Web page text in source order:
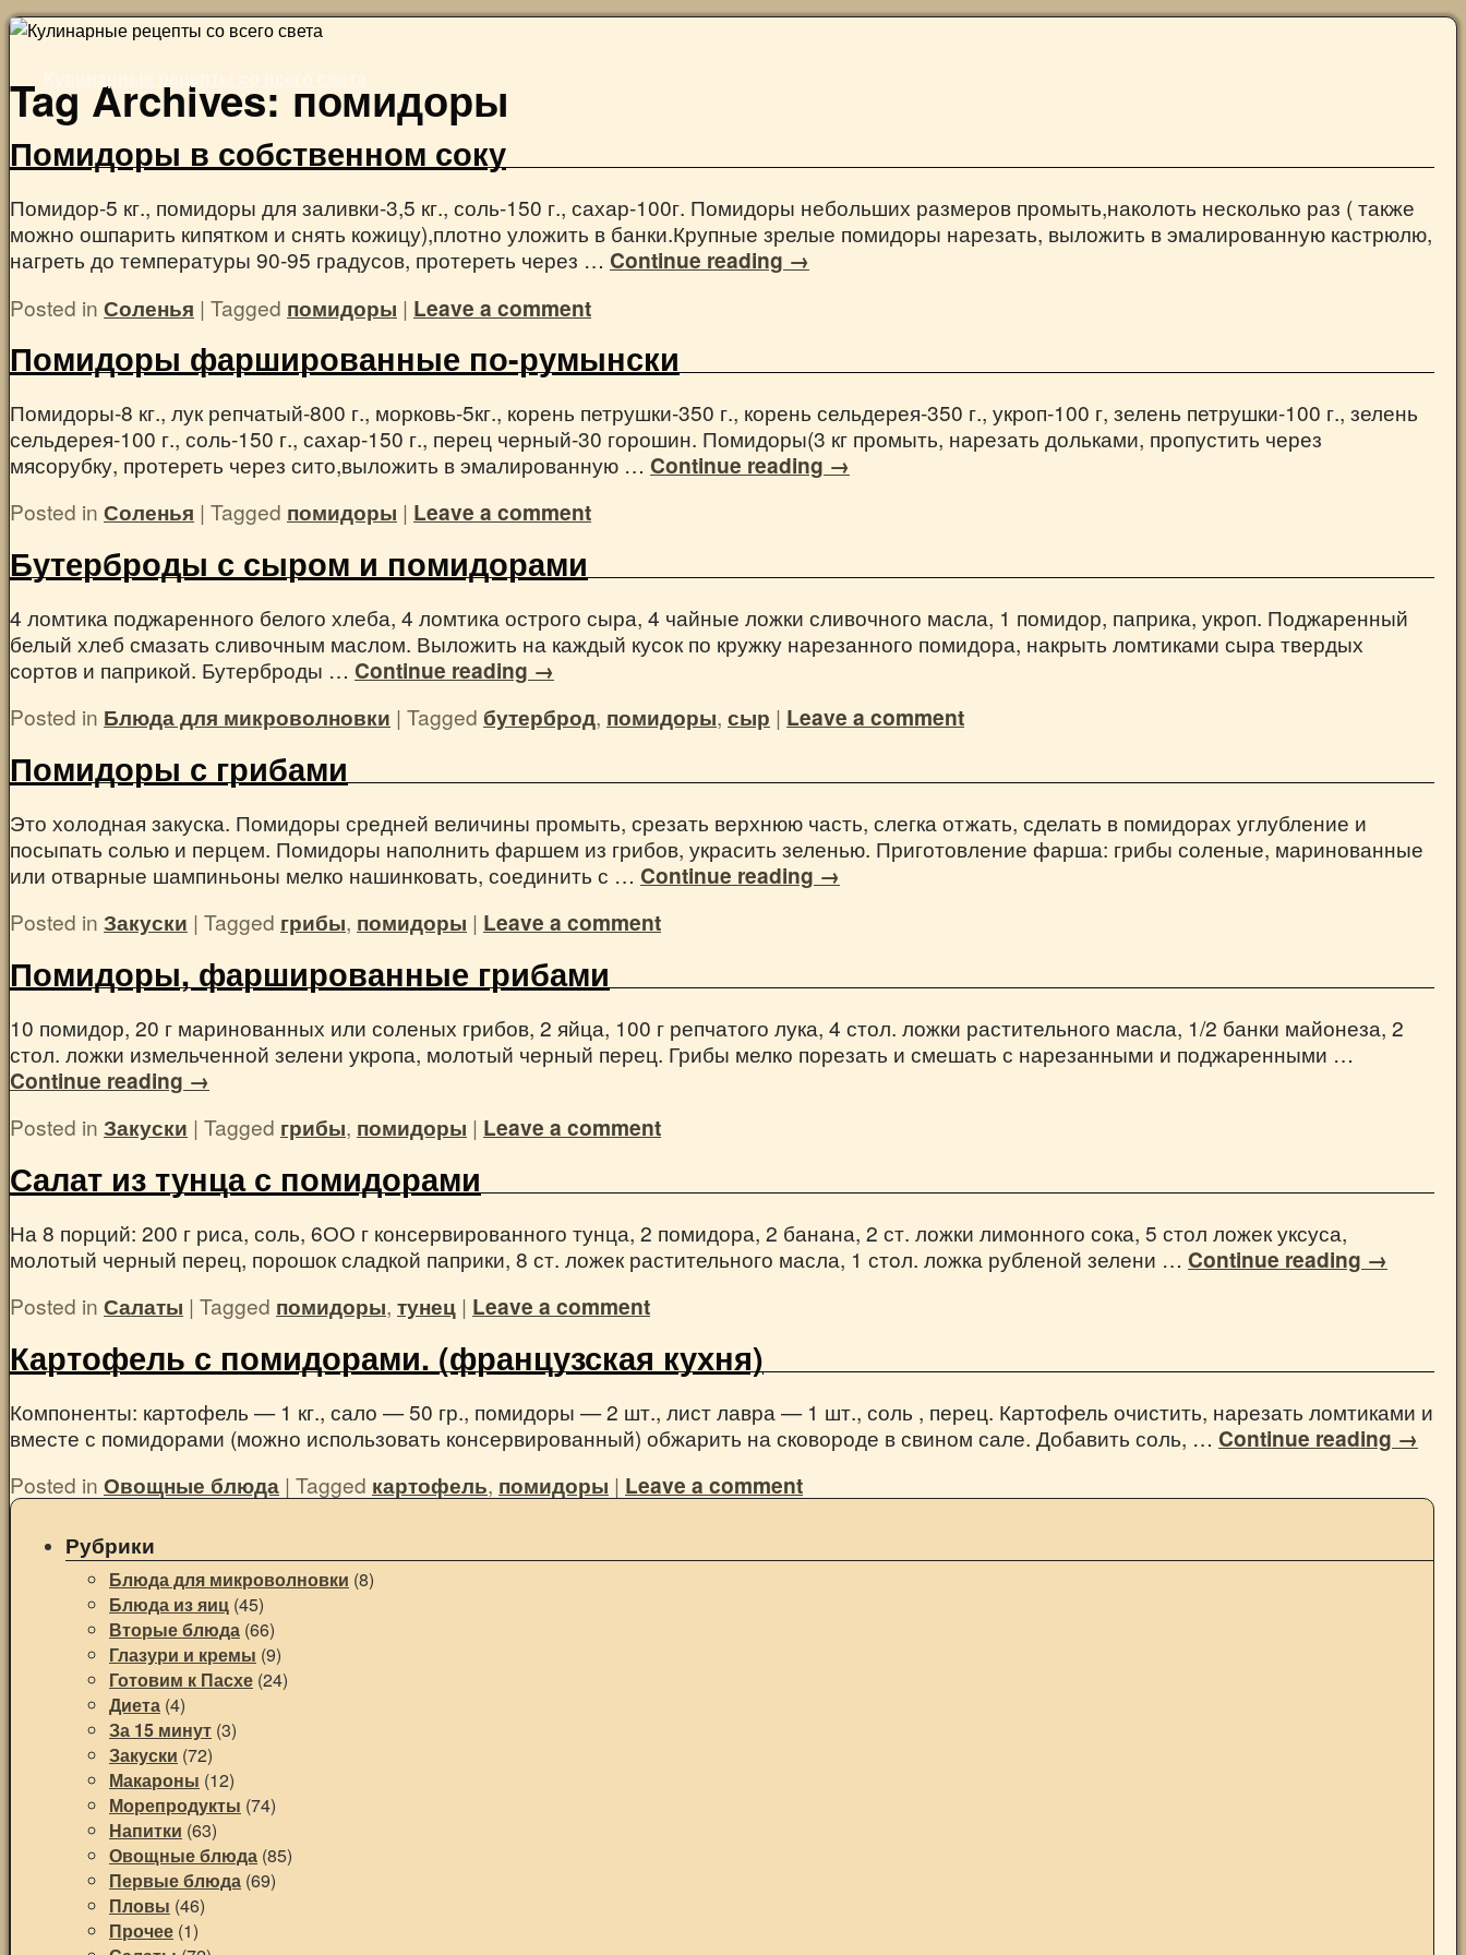
Skip
Tag Archives: помидоры
Помидоры в собственном соку
Помидор-5 кг., помидоры для заливки-3,5 кг., соль-150 г., сахар-100г. Помидоры небольших размеров промыть,наколоть несколько раз ( также
можно ошпарить кипятком и снять кожицу),плотно уложить в банки.Крупные зрелые помидоры нарезать, выложить в эмалированную кастрюлю,
нагреть до температуры 90-95 градусов, протереть через … Continue reading →
Posted in Соленья | Tagged помидоры | Leave a comment
Помидоры фаршированные по-румынски
Помидоры-8 кг., лук репчатый-800 г., морковь-5кг., корень петрушки-350 г., корень сельдерея-350 г., укроп-100 г, зелень петрушки-100 г., зелень
сельдерея-100 г., соль-150 г., сахар-150 г., перец черный-30 горошин. Помидоры(3 кг промыть, нарезать дольками, пропустить через
мясорубку, протереть через сито,выложить в эмалированную … Continue reading →
Posted in Соленья | Tagged помидоры | Leave a comment
Бутерброды с сыром и помидорами
4 ломтика поджаренного белого хлеба, 4 ломтика острого сыра, 4 чайные ложки сливочного масла, 1 помидор, паприка, укроп. Поджаренный
белый хлеб смазать сливочным маслом. Выложить на каждый кусок по кружку нарезанного помидора, накрыть ломтиками сыра твердых
сортов и паприкой. Бутерброды … Continue reading →
Posted in Блюда для микроволновки | Tagged бутерброд, помидоры, сыр | Leave a comment
Помидоры с грибами
Это холодная закуска. Помидоры средней величины промыть, срезать верхнюю часть, слегка отжать, сделать в помидорах углубление и
посыпать солью и перцем. Помидоры наполнить фаршем из грибов, украсить зеленью. Приготовление фарша: грибы соленые, маринованные
или отварные шампиньоны мелко нашинковать, соединить с … Continue reading →
Posted in Закуски | Tagged грибы, помидоры | Leave a comment
Помидоры, фаршированные грибами
10 помидор, 20 г маринованных или соленых грибов, 2 яйца, 100 г репчатого лука, 4 стол. ложки растительного масла, 1/2 банки майонеза, 2
стол. ложки измельченной зелени укропа, молотый черный перец. Грибы мелко порезать и смешать с нарезанными и поджаренными …
Continue reading →
Posted in Закуски | Tagged грибы, помидоры | Leave a comment
Салат из тунца с помидорами
На 8 порций: 200 г риса, соль, 6ОО г консервированного тунца, 2 помидора, 2 банана, 2 ст. ложки лимонного сока, 5 стол ложек уксуса,
молотый черный перец, порошок сладкой паприки, 8 ст. ложек растительного масла, 1 стoл. ложка рубленой зелени … Continue reading →
Posted in Салаты | Tagged помидоры, тунец | Leave a comment
Картофель с помидорами. (французская кухня)
Компоненты: картофель — 1 кг., сало — 50 гр., помидоры — 2 шт., лист лавра — 1 шт., соль , перец. Картофель очистить, нарезать ломтиками и
вместе с помидорами (можно использовать консервированный) обжарить на сковороде в свином сале. Добавить соль, … Continue reading →
Posted in Овощные блюда | Tagged картофель, помидоры | Leave a comment
Рубрики
Блюда для микроволновки (8)
Блюда из яиц (45)
Вторые блюда (66)
Глазури и кремы (9)
Готовим к Пасхе (24)
Диета (4)
За 15 минут (3)
Закуски (72)
Макароны (12)
Морепродукты (74)
Напитки (63)
Овощные блюда (85)
Первые блюда (69)
Пловы (46)
Прочее (1)